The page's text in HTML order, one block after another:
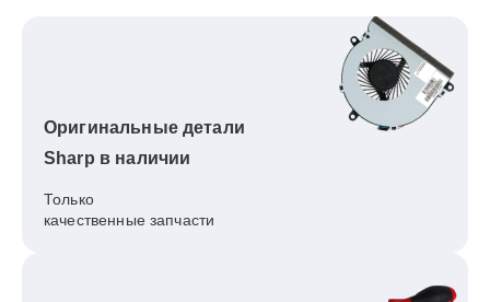
Оригинальные детали
Sharp в наличии
Только
качественные запчасти